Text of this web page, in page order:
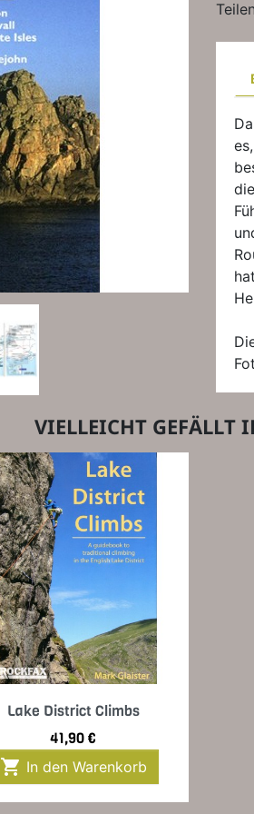
Teilen
VIELLEICHT GEFÄLLT
Vorschau
Lake District Climbs
Preis
41,90 €
 In den Warenkorb